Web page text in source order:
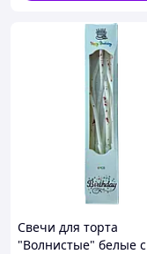
Свечи для торта
"Волнистые" белые с